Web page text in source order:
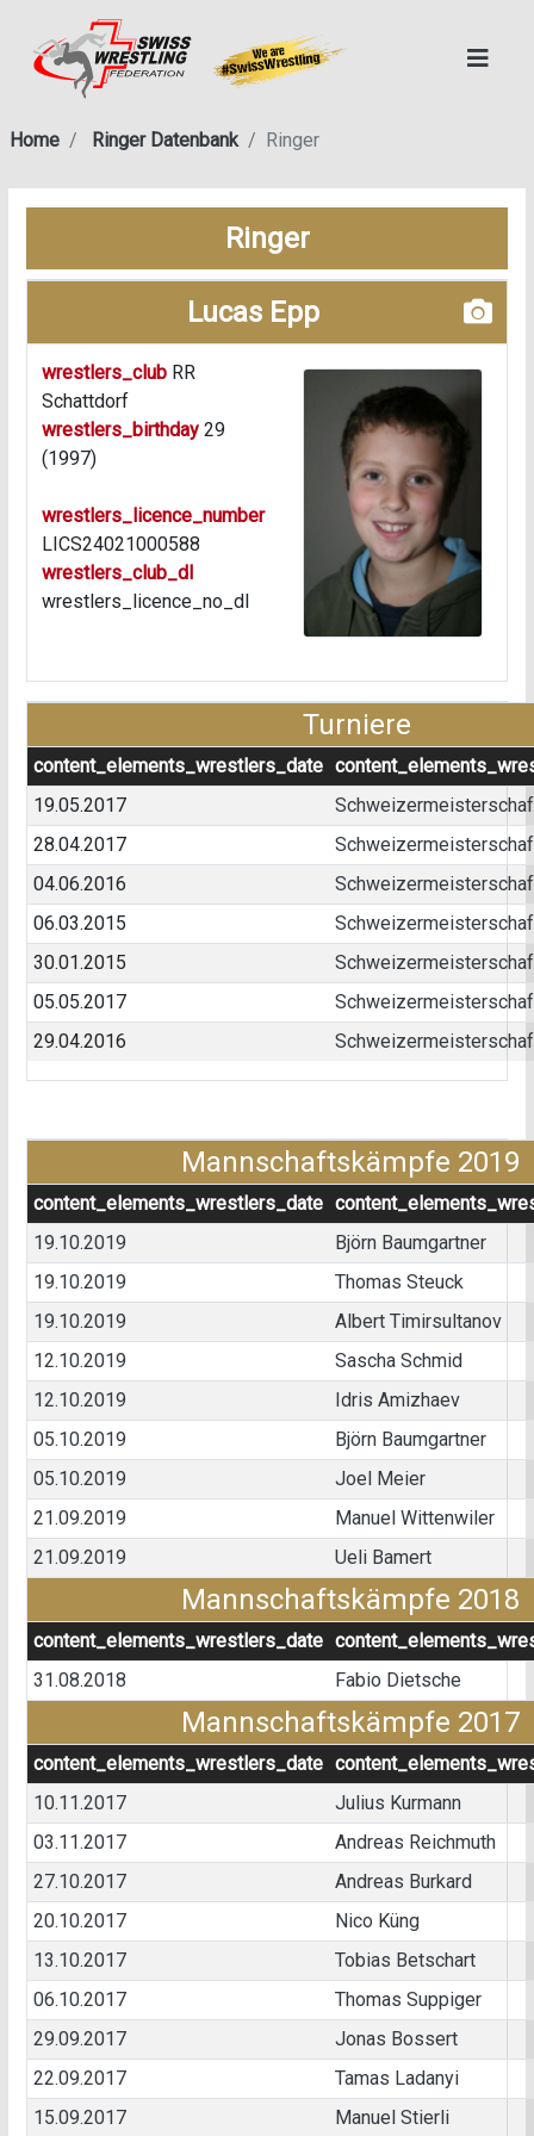
Home Ringer Datenbank Ringer
Ringer
Lucas Epp
wrestlers_club RR
Schattdorf
wrestlers_birthday 29
(1997)
wrestlers_licence_number
LICS24021000588
wrestlers_club_dl
wrestlers_licence_no_dl
Turniere
content_elements_wrestlers_date
19.05.2017
28.04.2017
04.06.2016
06.03.2015
30.01.2015
05.05.2017
29.04.2016
Mannschaftskämpfe 2019
content_elements_wrestlers_date
19.10.2019
Björn Baumgartner
19.10.2019
Thomas Steuck
19.10.2019
Albert Timirsultanov
12.10.2019
Sascha Schmid
12.10.2019
Idris Amizhaev
05.10.2019
Björn Baumgartner
05.10.2019
Joel Meier
21.09.2019
Manuel Wittenwiler
21.09.2019
Ueli Bamert
Mannschaftskämpfe 2018
content_elements_wrestlers_date
31.08.2018
Fabio Dietsche
Mannschaftskämpfe 2017
content_elements_wrestlers_date
10.11.2017
Julius Kurmann
03.11.2017
Andreas Reichmuth
27.10.2017
Andreas Burkard
20.10.2017
Nico Küng
13.10.2017
Tobias Betschart
06.10.2017
Thomas Suppiger
29.09.2017
Jonas Bossert
22.09.2017
Tamas Ladanyi
15.09.2017
Manuel Stierli